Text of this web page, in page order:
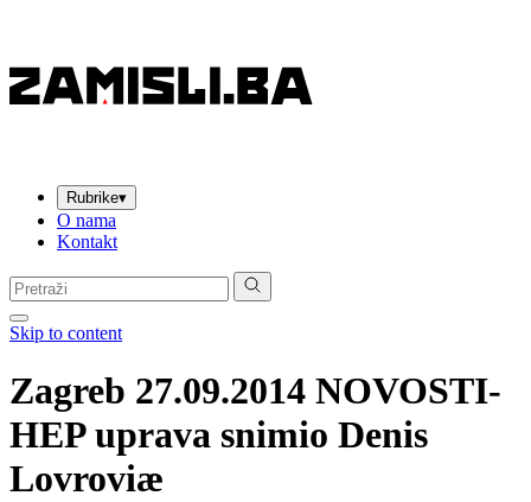
Rubrike▾
O nama
Kontakt
Pretraga:
Skip to content
Zagreb 27.09.2014 NOVOSTI-
HEP uprava snimio Denis
Lovroviæ